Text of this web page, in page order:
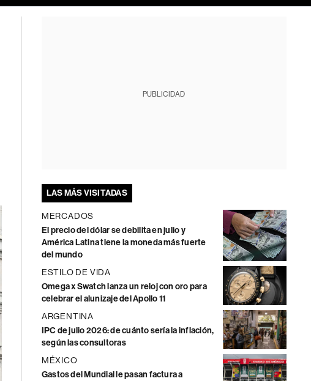
PUBLICIDAD
LAS MÁS VISITADAS
MERCADOS
El precio del dólar se debilita en julio y
América Latina tiene la moneda más fuerte
del mundo
ESTILO DE VIDA
Omega x Swatch lanza un reloj con oro para
celebrar el alunizaje del Apollo 11
ARGENTINA
IPC de julio 2026: de cuánto sería la inflación,
según las consultoras
MÉXICO
Gastos del Mundial le pasan factura a